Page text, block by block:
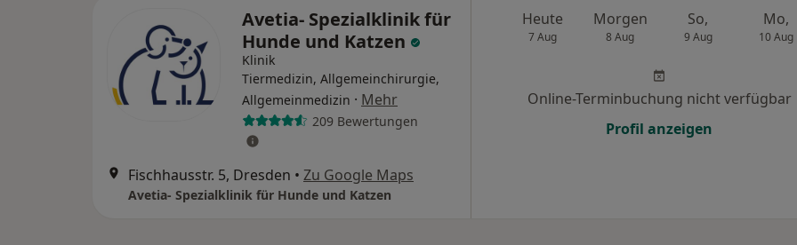
Avetia- Spezialklinik für
Hunde und Katzen
Klinik
Tiermedizin, Allgemeinchirurgie,
Allgemeinmedizin · Mehr
209 Bewertungen
Fischhausstr. 5, Dresden • Zu Google Maps
Avetia- Spezialklinik für Hunde und Katzen
Heute
7 Aug
Morgen
8 Aug
So,
9 Aug
Mo,
10 Aug
Online-Terminbuchung nicht verfügbar
Profil anzeigen